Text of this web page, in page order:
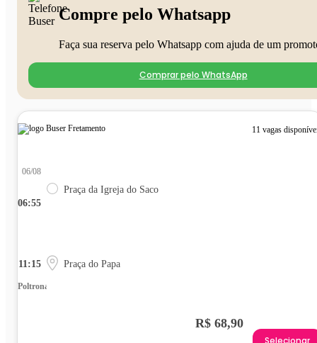
Compre pelo Whatsapp
Faça sua reserva pelo Whatsapp com ajuda de um
Comprar pelo WhatsApp
11 vagas
06:55
06/08
Praça da Igreja do Saco
11:15 Praça do Papa
Poltrona
R$ 68,90